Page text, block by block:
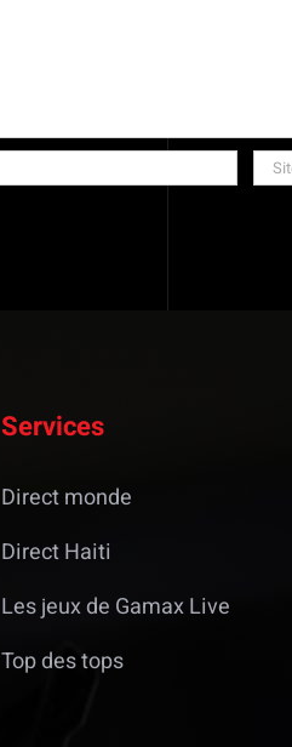
Services
Direct monde
Direct Haiti
Les jeux de Gamax Live
Top des tops